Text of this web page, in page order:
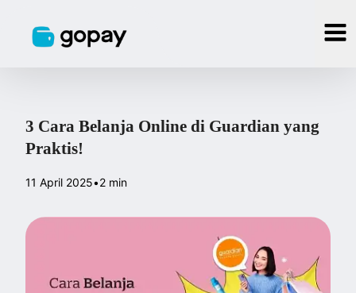
3 Cara Belanja Online di Guardian yang
Praktis!
11 April 2025•2 min